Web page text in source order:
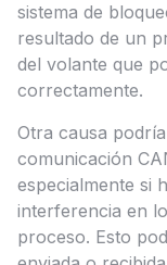
sistema de
resultado de un
del volante que
correctamente.
Otra causa
comunicación
especialmente si
interferencia en
proceso. Esto